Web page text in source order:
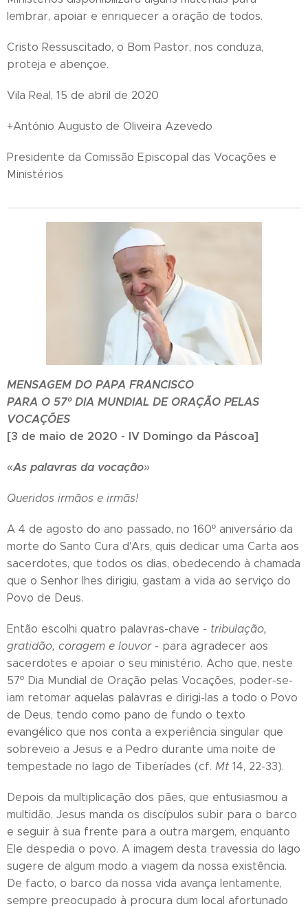
lembrar, apoiar e enriquecer a oração de todos.
Cristo Ressuscitado, o Bom Pastor, nos conduza,
proteja e abençoe.
Vila Real, 15 de abril de 2020
+António Augusto de Oliveira Azevedo
Presidente da Comissão Episcopal das Vocações e
Ministérios
MENSAGEM DO PAPA FRANCISCO
PARA O 57º DIA MUNDIAL DE ORAÇÃO PELAS
VOCAÇÕES
[3 de maio de 2020 - IV Domingo da Páscoa]
«As palavras da vocação»
Queridos irmãos e irmãs!
A 4 de agosto do ano passado, no 160º aniversário da
morte do Santo Cura d'Ars, quis dedicar uma Carta aos
sacerdotes, que todos os dias, obedecendo à chamada
que o Senhor lhes dirigiu, gastam a vida ao serviço do
Povo de Deus.
Então escolhi quatro palavras-chave - tribulação,
gratidão, coragem e louvor- para agradecer aos
sacerdotes e apoiar o seu ministério. Acho que, neste
57º Dia Mundial de Oração pelas Vocações, poder-se-
iam retomar aquelas palavras e dirigi-las a todo o Povo
de Deus, tendo como pano de fundo o texto
evangélico que nos conta a experiência singular que
sobreveio a Jesus e a Pedro durante uma noite de
tempestade no lago de Tiberíades (cf. Mt 14, 22-33).
Depois da multiplicação dos pães, que entusiasmou a
multidão, Jesus manda os discípulos subir para o barco
e seguir à sua frente para a outra margem, enquanto
Ele despedia o povo. A imagem desta travessia do lago
sugere de algum modo a viagem da nossa existência.
De facto, o barco da nossa vida avança lentamente,
sempre preocupado à procura dum local afortunado